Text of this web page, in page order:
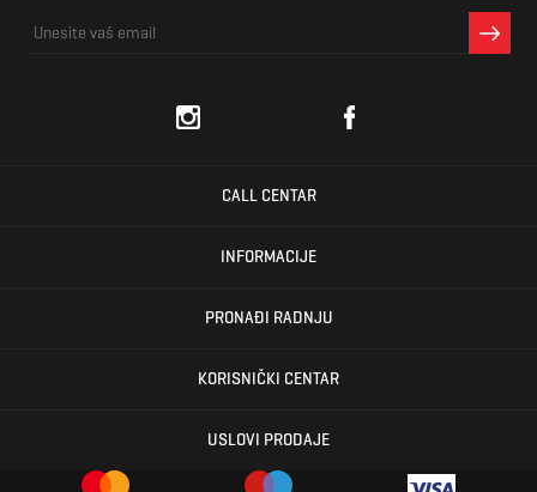
CALL CENTAR
INFORMACIJE
PRONAĐI RADNJU
KORISNIČKI CENTAR
USLOVI PRODAJE